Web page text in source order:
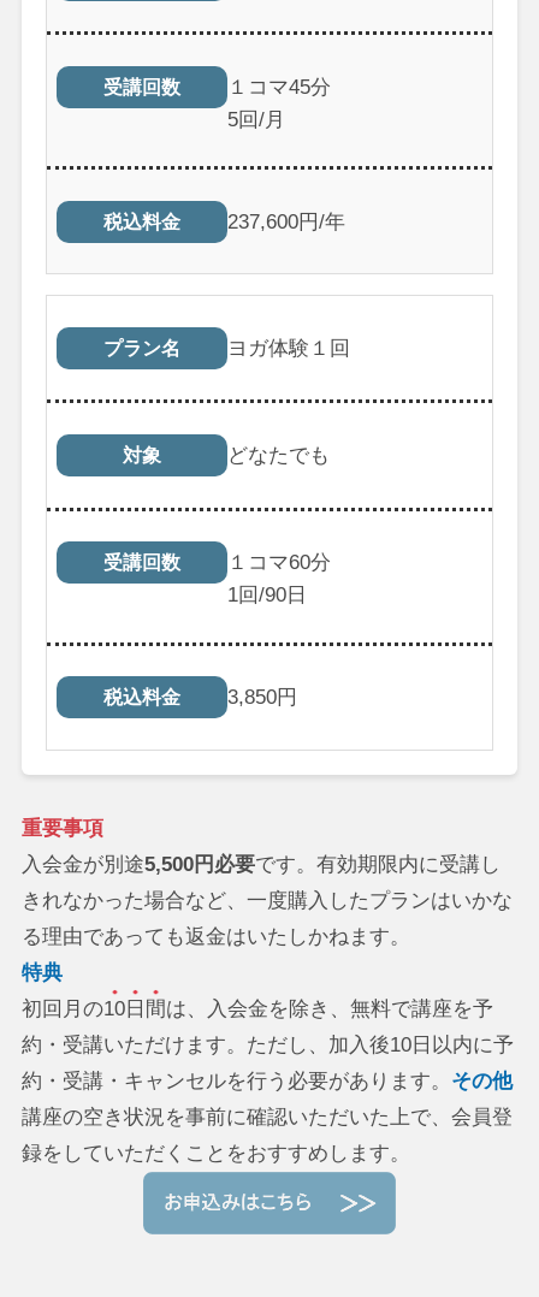
受講回数
１コマ45分
5回/月
税込料金 237,600円/年
プラン名 ヨガ体験１回
対象 どなたでも
受講回数
１コマ60分
1回/90日
税込料金 3,850円
重要事項
入会金が別途5,500円必要です。有効期限内に受講し
きれなかった場合など、一度購入したプランはいかな
る理由であっても返金はいたしかねます。
特典
初回月の10日間は、入会金を除き、無料で講座を予
約・受講いただけます。ただし、加入後10日以内に予
約・受講・キャンセルを行う必要があります。 その他
講座の空き状況を事前に確認いただいた上で、会員登
録をしていただくことをおすすめします。